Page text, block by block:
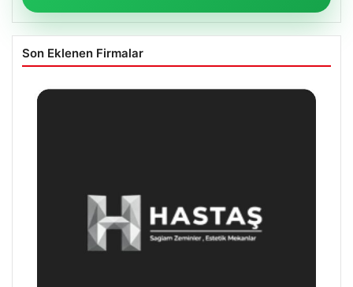
Son Eklenen Firmalar